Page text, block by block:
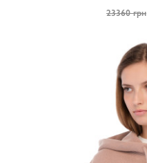
23360 грн